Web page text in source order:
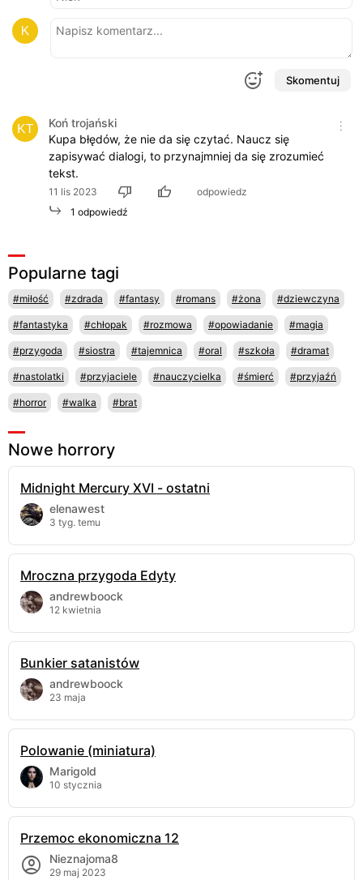
Skomentuj
Koń trojański
Kupa błędów, że nie da się czytać. Naucz się
zapisywać dialogi, to przynajmniej da się zrozumieć
tekst.
11 lis 2023
odpowiedz
1 odpowiedź
Popularne tagi
#miłość #zdrada #fantasy #romans #żona #dziewczyna
#fantastyka #chłopak #rozmowa #opowiadanie #magia
#przygoda #siostra #tajemnica #oral #szkoła #dramat
#nastolatki #przyjaciele #nauczycielka #śmierć #przyjaźń
#horror #walka #brat
Nowe horrory
Midnight Mercury XVI - ostatni
elenawest
3 tyg. temu
Mroczna przygoda Edyty
andrewboock
12 kwietnia
Bunkier satanistów
andrewboock
23 maja
Polowanie (miniatura)
Marigold
10 stycznia
Przemoc ekonomiczna 12
Nieznajoma8
29 maj 2023